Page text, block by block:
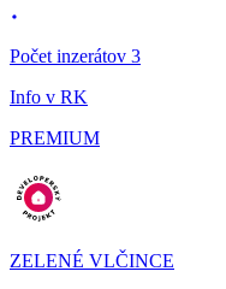
Počet inzerátov 3
Info v RK
PREMIUM
ZELENÉ VLČINCE